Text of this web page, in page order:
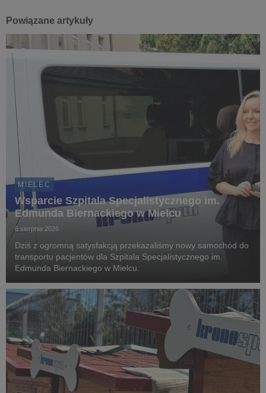
Powiązane artykuły
MIELEC
Wsparcie Szpitala Specjalistycznego im.
Edmunda Biernackiego w Mielcu
6 sierpnia 2026
Dziś z ogromną satysfakcją przekazaliśmy nowy samochód do
transportu pacjentów dla Szpitala Specjalistycznego im.
Edmunda Biernackiego w Mielcu.